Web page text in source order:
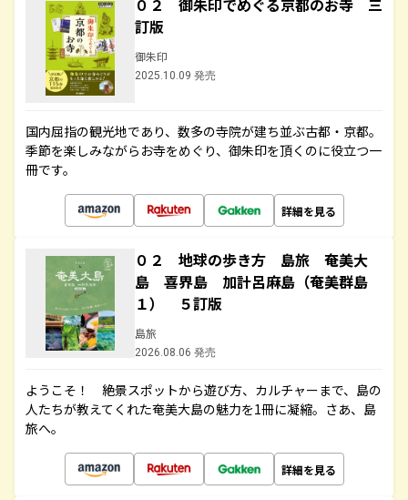
０２ 御朱印でめぐる京都のお寺 三
訂版
御朱印
2025.10.09 発売
国内屈指の観光地であり、数多の寺院が建ち並ぶ古都・京都。
季節を楽しみながらお寺をめぐり、御朱印を頂くのに役立つ一
冊です。
詳細を見る
０２ 地球の歩き方 島旅 奄美大
島 喜界島 加計呂麻島（奄美群島
１） ５訂版
島旅
2026.08.06 発売
ようこそ！ 絶景スポットから遊び方、カルチャーまで、島の
人たちが教えてくれた奄美大島の魅力を1冊に凝縮。さあ、島
旅へ。
詳細を見る